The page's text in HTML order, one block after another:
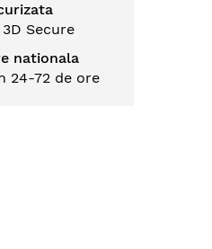
Secure
nationala
24-72 de ore